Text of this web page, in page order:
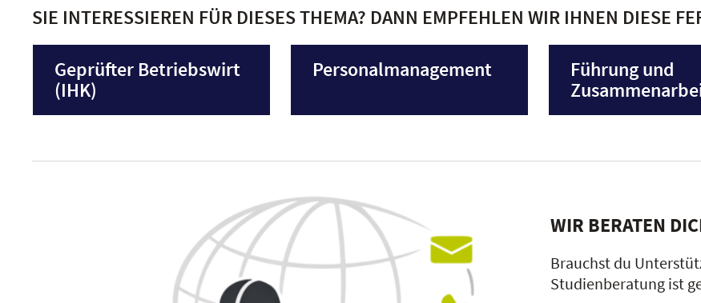
SIE INTERESSIEREN FÜR DIESES THEMA? DANN EMPFEHLEN WIR IHNEN DIESE
Geprüfter Betriebswirt
(IHK)
Personalmanagement
Führung und
WIR BERATEN
Brauchst du
Studienberatung ist